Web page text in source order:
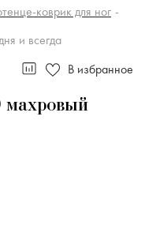
коврик для ног -
и всегда
В избранное
махровый